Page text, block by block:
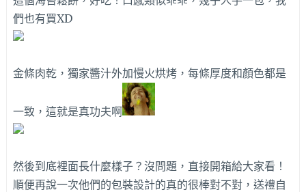
們也有買XD
金條肉乾，獨家醬汁外加慢火烘烤，每條厚度和顏色都是
一致，這就是真功夫啊
然後到底裡面長什麼樣子？沒問題，直接開箱給大家看！
順便再說一次他們的包裝設計的真的很棒對不對，送禮自